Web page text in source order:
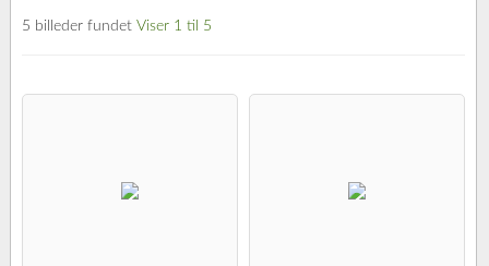
5 billeder fundet Viser 1 til 5